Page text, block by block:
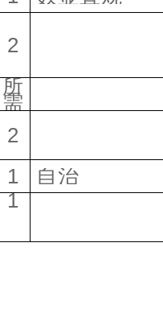
2
所
需
2
1
自治
1